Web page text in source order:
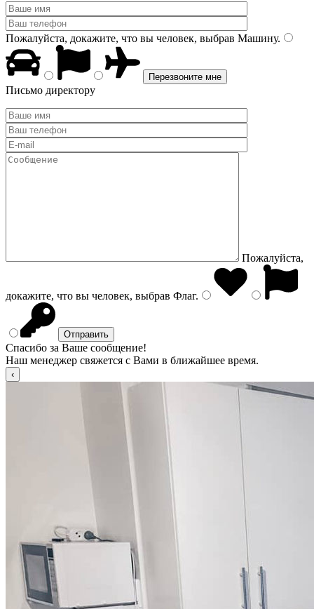
Пожалуйста, докажите, что вы человек, выбрав Машину.
Письмо директору
Пожалуйста,
докажите, что вы человек, выбрав Флаг.
Спасибо за Ваше сообщение!
Наш менеджер свяжется с Вами в ближайшее время.